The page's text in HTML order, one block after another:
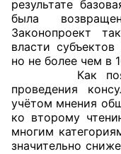
оказания услуг
О Палате
Структура
Комиссии
Экспертный
результате
была
Законопроект
власти
но не более чем в
Как
проведения
учётом мнения
ко второму
многим
значительно